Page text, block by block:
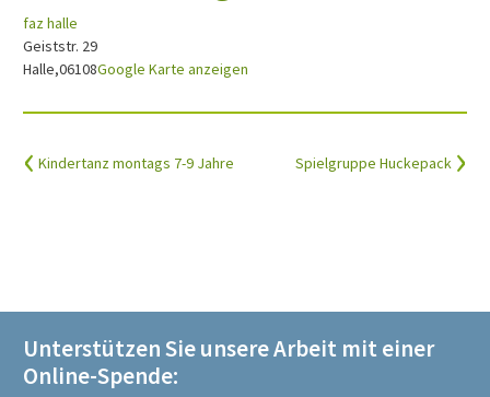
faz halle
Geiststr. 29
Halle,06108Google Karte anzeigen
Kindertanz montags 7-9 Jahre Spielgruppe Huckepack
Unterstützen Sie unsere Arbeit mit einer
Online-Spende: